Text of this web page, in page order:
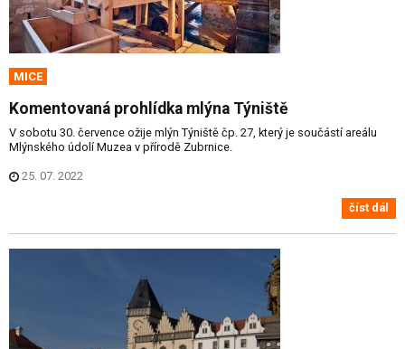
MICE
Komentovaná prohlídka mlýna Týniště
V sobotu 30. července ožije mlýn Týniště čp. 27, který je součástí areálu
Mlýnského údolí Muzea v přírodě Zubrnice.
25. 07. 2022
číst dál